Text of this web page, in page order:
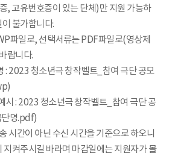
, 고유번호증이 있는 단체)만 지원 가능하
불가합니다.
파일로, 선택서류는 PDF파일로(영상제
랍니다.
: 2023 청소년극 창작벨트_참여 극단 공모
시 : 2023 청소년극 창작벨트_참여 극단 공
단명.pdf)
시간이 아닌 수신 시간을 기준으로 하오니
지켜주시길 바라며 마감일에는 지원자가 몰